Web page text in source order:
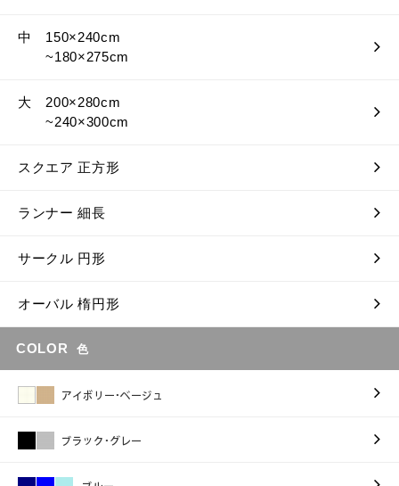
中 150×240cm
~180×275cm
大 200×280cm
~240×300cm
スクエア 正方形
ランナー 細長
サークル 円形
オーバル 楕円形
COLOR 色